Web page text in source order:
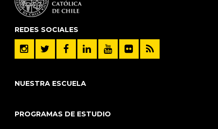
REDES SOCIALES
NUESTRA ESCUELA
PROGRAMAS DE ESTUDIO